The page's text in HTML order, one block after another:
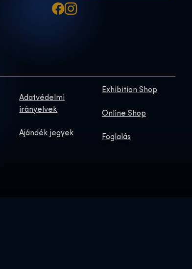
Adatvédelmi
irányelvek
Ajándék jegyek
Exhibition Shop
Online Shop
Foglalás